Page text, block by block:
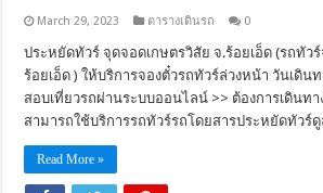
March 29, 2023 ตารางเดินรถ 0
ประหยัดทัวร์ จุดจอดเกษตรวิสัย จ.ร้อยเอ็ด (รถทัวร์
ร้อยเอ็ด ) ให้บริการจองตั๋วรถทัวร์ล่วงหน้า วันเดิน
สอบเที่ยวรถผ่านระบบออนไลน์ >> ต้องการเดินท
สามารถใช้บริการรถทัวร์รถโดยสารประหยัดทัวร์
Read More »